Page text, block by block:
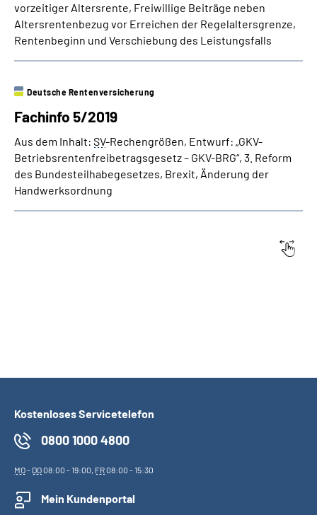
vorzeitiger Altersrente, Freiwillige Beiträge neben
Altersrentenbezug vor Erreichen der Regelaltersgrenze,
Rentenbeginn und Verschiebung des Leistungsfalls
Fachinfo 5/2019
Deutsche Rentenversicherung
Aus dem Inhalt: SV-Rechengrößen, Entwurf: „GKV-
Betriebsrentenfreibetragsgesetz – GKV-BRG“, 3. Reform
des Bundesteilhabegesetzes, Brexit, Änderung der
Handwerksordnung
Kostenloses Servicetelefon
0800 1000 4800
MO- DO08:00 - 19:00, FR08:00 - 15:30
Mein Kundenportal